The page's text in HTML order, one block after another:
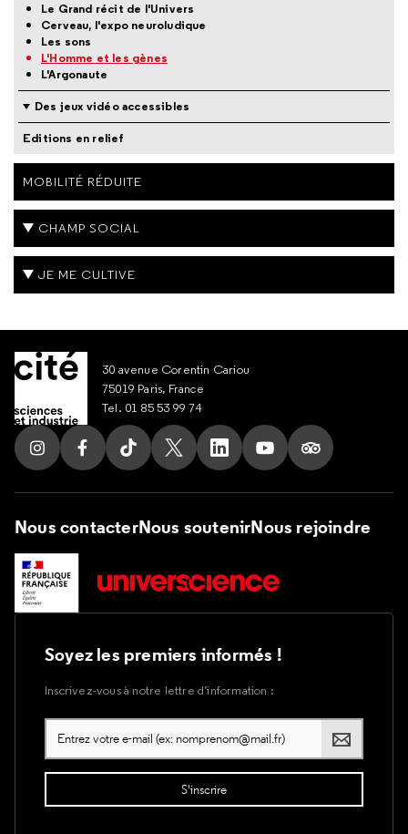
Le Grand récit de l'Univers
Cerveau, l'expo neuroludique
Les sons
L'Homme et les gènes
L'Argonaute
Des jeux vidéo accessibles
Editions en relief
MOBILITÉ RÉDUITE
CHAMP SOCIAL
JE ME CULTIVE
30 avenue Corentin Cariou
75019 Paris, France
Tel. 01 85 53 99 74
Suivez nous sur Instagram
Suivez nous sur Facebook
Suivez nous sur Tik Tok
Suivez nous sur X
Suivez nous sur LinkedIn
Suivez nous sur
Suivez nous
Nous contacterNous soutenirNous rejoindre
Soyez les premiers informés !
Inscrivez-vous à notre lettre d’information :